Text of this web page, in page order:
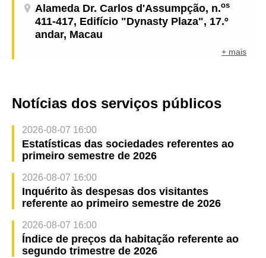
Alameda Dr. Carlos d'Assumpção, n.os
411-417, Edifício "Dynasty Plaza", 17.º
andar, Macau
+ mais
Notícias dos serviços públicos
2026-08-07 16:00
Estatísticas das sociedades referentes ao
primeiro semestre de 2026
2026-08-07 16:00
Inquérito às despesas dos visitantes
referente ao primeiro semestre de 2026
2026-08-07 16:00
Índice de preços da habitação referente ao
segundo trimestre de 2026